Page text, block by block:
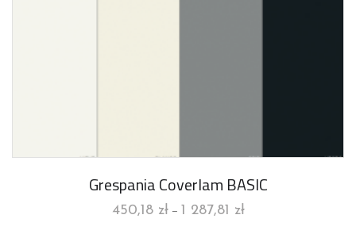
Grespania Coverlam BASIC
450,18 zł – 1 287,81 zł